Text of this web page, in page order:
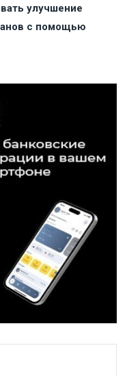
улучшение
с помощью